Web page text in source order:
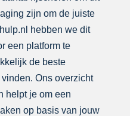
zijn om de juiste
hebben we dit
een platform te
de beste
Ons overzicht
helpt je om een
op basis van jouw